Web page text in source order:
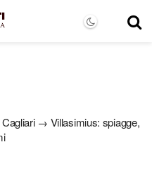
Cagliari → Villasimius: spiagge,